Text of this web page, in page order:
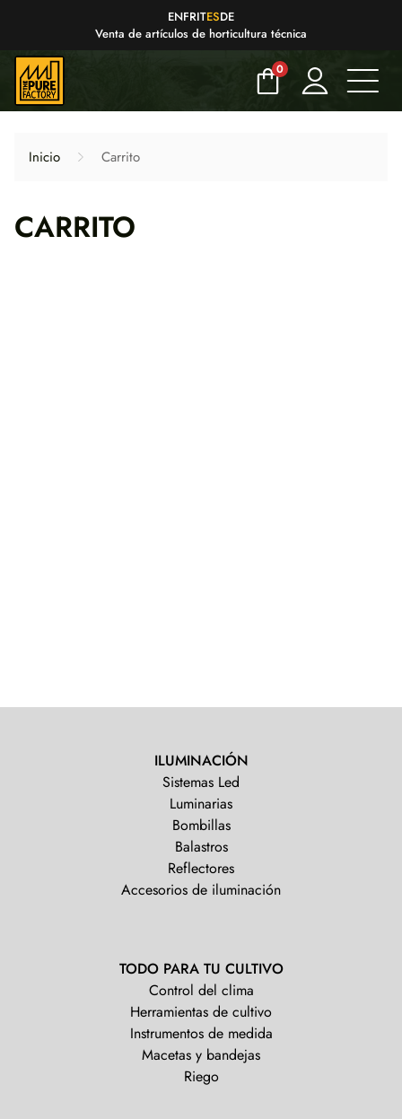
ENFRITESDE
Venta de artículos de horticultura técnica
0
Inicio Carrito
CARRITO
ILUMINACIÓN
Sistemas Led
Luminarias
Bombillas
Balastros
Reflectores
Accesorios de iluminación
TODO PARA TU CULTIVO
Control del clima
Herramientas de cultivo
Instrumentos de medida
Macetas y bandejas
Riego